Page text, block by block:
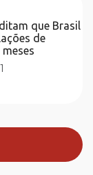
que Brasil
de